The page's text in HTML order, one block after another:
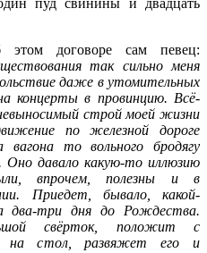
пуд свинины и двадцать
договоре сам певец:
так сильно меня
даже в утомительных
концерты в провинцию. Всё-
строй моей жизни
по железной дороге
вагона то вольного бродягу
давало какую-то иллюзию
впрочем, полезны и в
Приедет, бывало, какой-
два-три дня до Рождества.
свёрток, положит с
на стол, развяжет его и